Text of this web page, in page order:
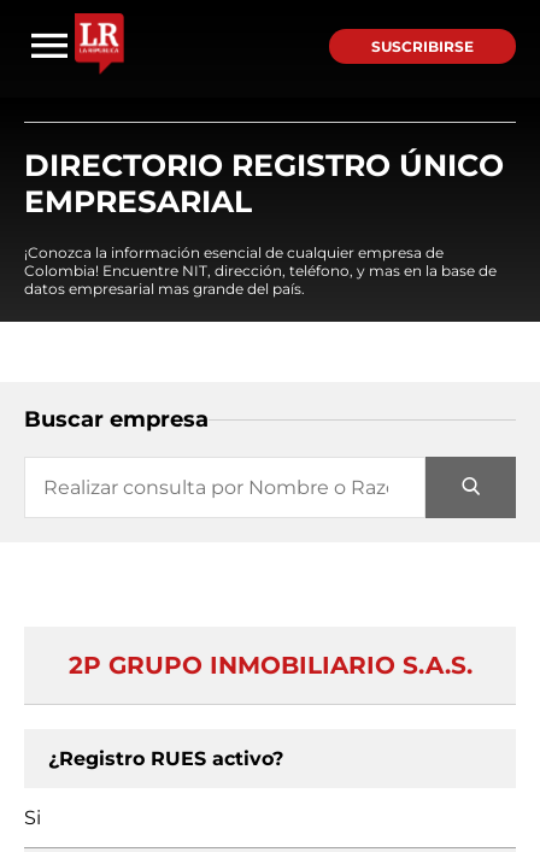
SUSCRIBIRSE
DIRECTORIO REGISTRO ÚNICO
EMPRESARIAL
¡Conozca la información esencial de cualquier empresa de
Colombia! Encuentre NIT, dirección, teléfono, y mas en la base de
datos empresarial mas grande del país.
Buscar empresa
2P GRUPO INMOBILIARIO S.A.S.
¿Registro RUES activo?
Si